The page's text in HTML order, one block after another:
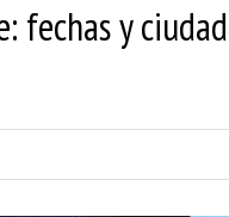
fechas y